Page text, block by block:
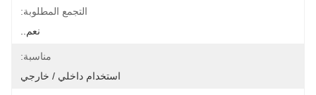
التجمع المطلوبة:
نعم..
مناسبة:
استخدام داخلي / خارجي